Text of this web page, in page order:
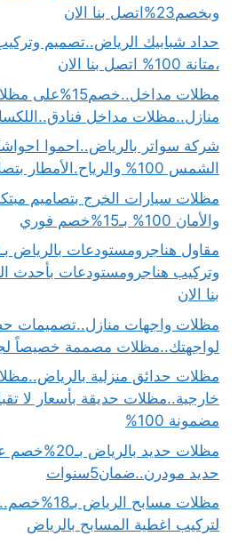
وبخصم23%اتصل بنا الان
حداد شبابيك الرياض..تصميم
،متانة 100% اتصل بنا الان
مظلات
منازل..مظلات مداخل
شركة سواتر بالرياض..احموا
الشمس 100% والرياح.الأمطار بتصاميم سواتر مودرن
مظلات سيارات الخرج بتصاميم
والأمان 100% بـ15%خصم فوري
بنا الان
مظلات واجهات منازل..تصميمات
لواجهتك..مظلات مصممة خصيصاً
مظلات حدائق منزلية
خارجية..مظلات حديقة بأسعار لا
مضمونة 100%
مظلات حديد
حديد مودرن..ضمان5سنوات
لتركيب اغطية المسابح بالرياض